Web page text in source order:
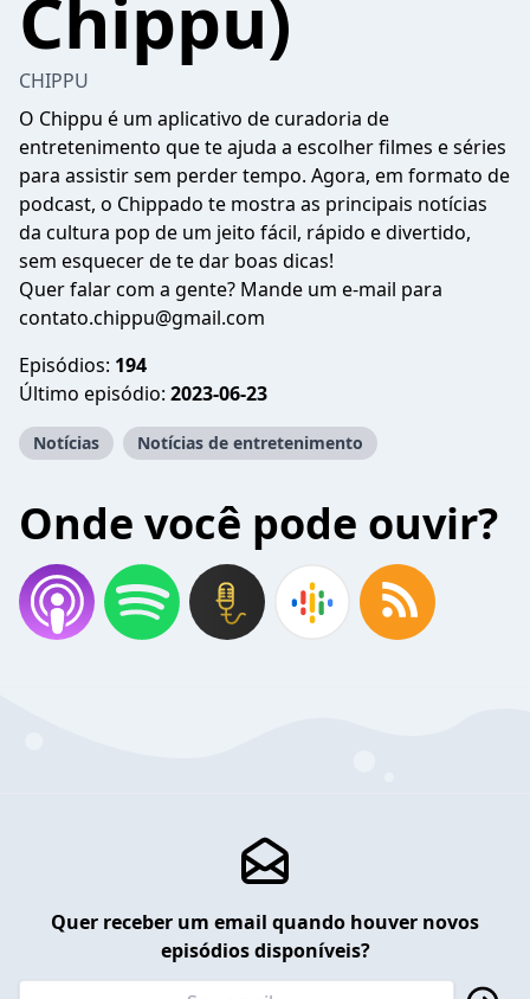
Chippu)
CHIPPU
O Chippu é um aplicativo de curadoria de
entretenimento que te ajuda a escolher filmes e séries
para assistir sem perder tempo. Agora, em formato de
podcast, o Chippado te mostra as principais notícias
da cultura pop de um jeito fácil, rápido e divertido,
sem esquecer de te dar boas dicas!
Quer falar com a gente? Mande um e-mail para
contato.chippu@gmail.com
Episódios: 194
Último episódio: 2023-06-23
Notícias Notícias de entretenimento
Onde você pode ouvir?
Quer receber um email quando houver novos
episódios disponíveis?